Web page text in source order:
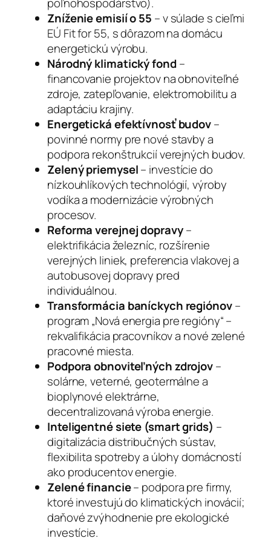
Zníženie emisií o 55 – v súlade s cieľmi
EÚ Fit for 55, s dôrazom na domácu
energetickú výrobu.
Národný klimatický fond–
financovanie projektov na obnoviteľné
zdroje, zatepľovanie, elektromobilitu a
adaptáciu krajiny.
Energetická efektívnosť budov–
povinné normy pre nové stavby a
podpora rekonštrukcií verejných budov.
Zelený priemysel– investície do
nízkouhlíkových technológií, výroby
vodíka a modernizácie výrobných
procesov.
Reforma verejnej dopravy–
elektrifikácia železníc, rozšírenie
verejných liniek, preferencia vlakovej a
autobusovej dopravy pred
individuálnou.
Transformácia baníckych regiónov–
program „Nová energia pre regióny“ –
rekvalifikácia pracovníkov a nové zelené
pracovné miesta.
Podpora obnoviteľných zdrojov–
solárne, veterné, geotermálne a
bioplynové elektrárne,
decentralizovaná výroba energie.
Inteligentné siete (smart grids) –
digitalizácia distribučných sústav,
flexibilita spotreby a úlohy domácností
ako producentov energie.
Zelené financie– podpora pre firmy,
ktoré investujú do klimatických inovácií;
daňové zvýhodnenie pre ekologické
investície.